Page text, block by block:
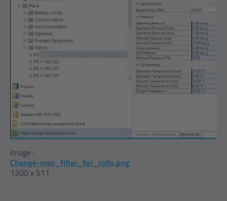
Image :
Change-man_filter_for_rolls.png
1200 x 511